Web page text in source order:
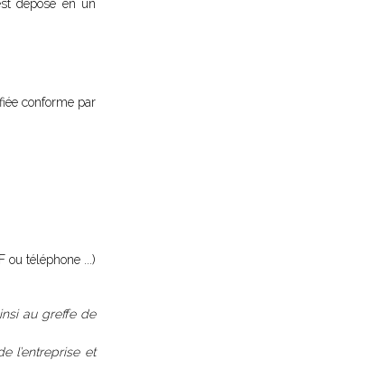
déposé en un
conforme par
ou téléphone ...)
au greffe de
l’entreprise et